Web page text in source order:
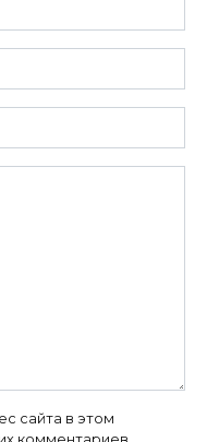
сайта в этом